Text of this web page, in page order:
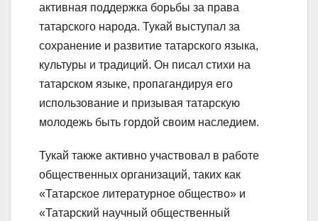
активная поддержка борьбы за права
татарского народа. Тукай выступал за
сохранение и развитие татарского языка,
культуры и традиций. Он писал стихи на
татарском языке, пропагандируя его
использование и призывая татарскую
молодежь быть гордой своим наследием.
Тукай также активно участвовал в работе
общественных организаций, таких как
«Татарское литературное общество» и
«Татарский научный общественный